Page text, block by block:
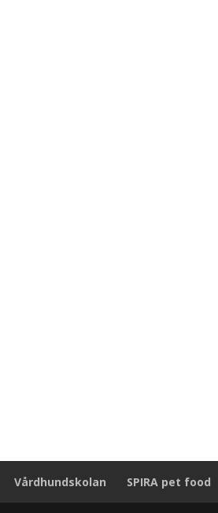
Vårdhundskolan SPIRA pet food